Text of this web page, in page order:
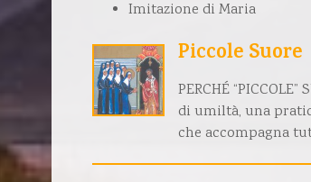
Imitazione di Maria
Piccole Suore
PERCHÉ
di umiltà, una
che accompagna